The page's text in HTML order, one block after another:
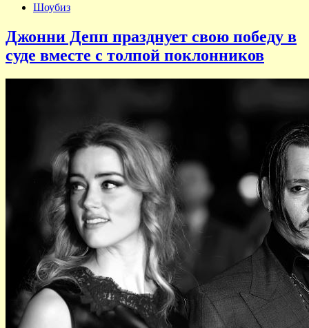
Шоубиз
Джонни Депп празднует свою победу в
суде вместе с толпой поклонников